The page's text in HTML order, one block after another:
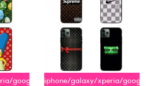
google/aquosiphone/galaxy/xperia/